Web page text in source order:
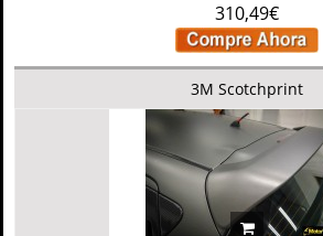
310,49€
3M Scotchprint